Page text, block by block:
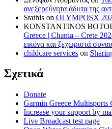
ανεξερεύνητα άδυτα της
Stathis on OLYMPOSX
KONSTANTINOS
Greece | Chania – Crete
εικόνα και ξεχωριστά
childcare services on
Σχετικά
Donate
Garmin Greece Multisports
Increase your support by
Live Broadcast test page